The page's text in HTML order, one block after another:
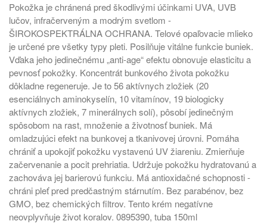
Pokožka je chránená pred škodlivými účinkami UVA, UVB
lučov, infračerveným a modrým svetlom -
ŠIROKOSPEKTRÁLNA OCHRANA. Telové opaľovacie mlieko
je určené pre všetky typy pleti. Posilňuje vitálne funkcie buniek.
Vďaka jeho jedinečnému „anti-age“ efektu obnovuje elasticitu a
pevnosť pokožky. Koncentrát bunkového života pokožku
dôkladne regeneruje. Je to 56 aktívnych zložiek (20
esenciálnych aminokyselín, 10 vitamínov, 19 biologicky
aktívnych zložiek, 7 minerálnych solí), pôsobí jedinečným
spôsobom na rast, množenie a životnosť buniek. Má
omladzujúci efekt na bunkovej a tkanivovej úrovni. Pomáha
chrániť a upokojiť pokožku vystavenú UV žiareniu. Zmierňuje
začervenanie a pocit prehriatia. Udržuje pokožku hydratovanú a
zachováva jej barierovú funkciu. Má antioxidačné schopnosti -
chráni pleť pred predčastným stárnutím. Bez parabénov, bez
GMO, bez chemických filtrov. Tento krém negatívne
neovplyvňuje život koralov. 0895390, tuba 150ml